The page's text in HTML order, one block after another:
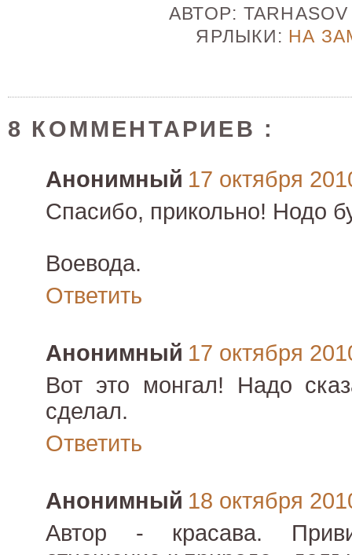
АВТОР:
ЯРЛЫКИ: НА
8 КОММЕНТАРИЕВ :
Анонимный 17 октября
Спасибо, прикольно! Нодо
Воевода.
Ответить
Анонимный 17 октября
Вот это монгал! Надо
сделал.
Ответить
Анонимный 18 октября
Автор - красава.